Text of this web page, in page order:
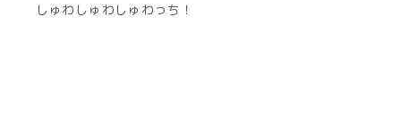
しゅわしゅわしゅわっち！